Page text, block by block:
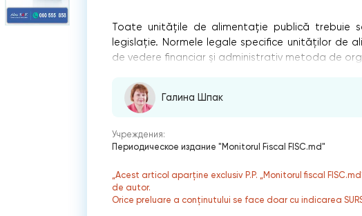
Toate unităţile de alimentaţie publică trebuie
legislaţie. Normele legale specifice unităţilor de
de vedere financiar şi administrativ metoda de
Галина Шпак
Учреждения:
Периодическое издание "Monitorul Fiscal FISC.md"
„Acest articol aparține exclusiv P.P. „Monitorul fiscal
de autor.
Orice preluare a conținutului se face doar cu indicarea